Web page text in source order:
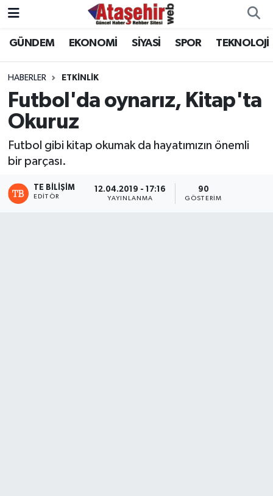
GÜNDEM EKONOMİ SİYASİ SPOR TEKNOLOJİ
HABERLER ETKİNLİK
Futbol'da oynarız, Kitap'ta
Okuruz
Futbol gibi kitap okumak da hayatımızın önemli
bir parçası.
TE BILIŞIM
EDITÖR
12.04.2019 - 17:16
YAYINLANMA
90
GÖSTERIM
Hava Durumu
Trafik Durumu
Süper Lig Puan Durumu ve Fikstür
Tüm Manşetler
Son Dakika Haberleri
Haber Arşivi